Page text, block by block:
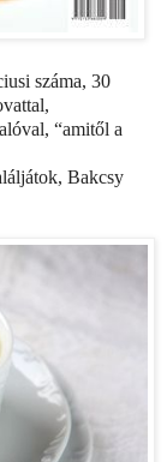
száma, 30
“amitől a
Bakcsy